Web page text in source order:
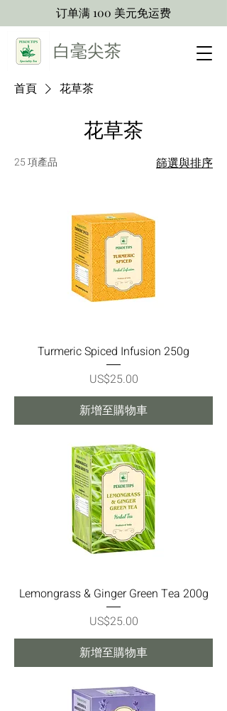
白毫尖茶
订单满 100 美元免运费
首頁 花草茶
花草茶
25 項產品 篩選與排序
Turmeric Spiced Infusion 250g
價格
US$25.00
新增至購物車
Lemongrass & Ginger Green Tea 200g
價格
US$25.00
新增至購物車